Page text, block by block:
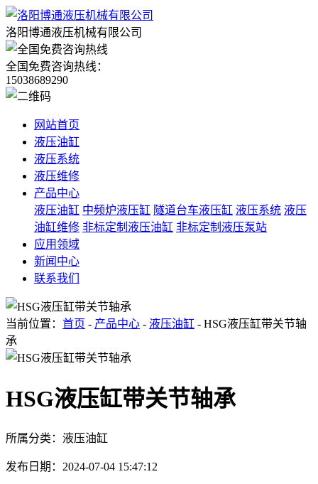
洛阳博通液压机械有限公司
全国免费咨询热线：
15038689290
网站首页
液压油缸
液压系统
液压维修
产品中心
液压油缸 中频炉液压缸 隧道台车液压缸 液压系统 液压
油缸维修 非标定制液压油缸 非标定制液压泵站
应用领域
新闻中心
联系我们
当前位置： 首页 - 产品中心 - 液压油缸 - HSG液压缸带关节轴
承
HSG液压缸带关节轴承
所属分类：液压油缸
发布日期：2024-07-04 15:47:12